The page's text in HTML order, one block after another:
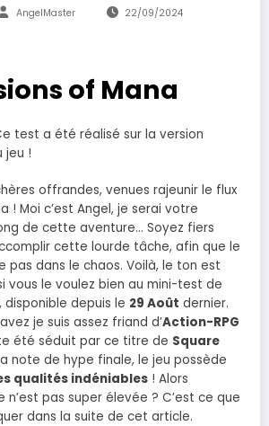
AngelMaster 22/09/2024
of Mana
test a été réalisé sur la version
jeu !
offrandes, venues rajeunir le flux
! Moi c’est Angel, je serai votre
de cette aventure… Soyez fiers
cette lourde tâche, afin que le
pas dans le chaos. Voilà, le ton est
vous le voulez bien au mini-test de
, disponible depuis le 29 Août dernier.
je suis assez friand d’Action-RPG
été séduit par ce titre de Square
note de hype finale, le jeu possède
qualités indéniables ! Alors
n’est pas super élevée ? C’est ce que
dans la suite de cet article.